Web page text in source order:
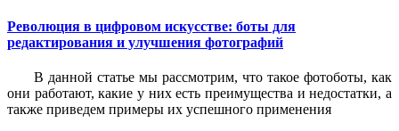
Революция в цифровом искусстве: боты для
редактирования и улучшения фотографий
В данной статье мы рассмотрим, что такое фотоботы, как
они работают, какие у них есть преимущества и недостатки, а
также приведем примеры их успешного применения